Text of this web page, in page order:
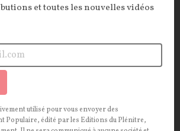
et toutes les nouvelles vidéos
utilisé pour vous envoyer des
Populaire, édité par les Editions du Plénitre,